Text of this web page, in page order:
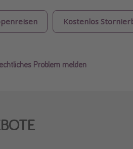
Kostenlos
Problem melden